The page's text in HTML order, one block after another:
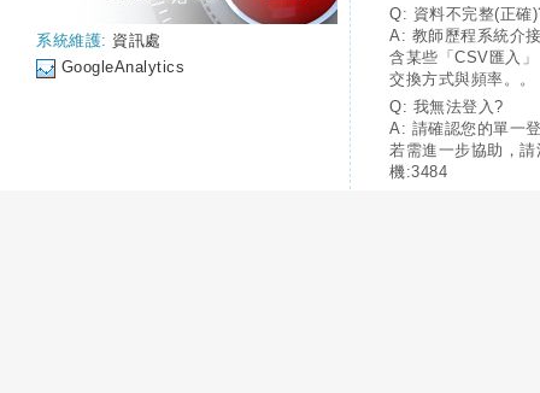
系統維護: 資訊處
GoogleAnalytics
Q: 資料不完整(正確
A: 教師歷程系統介
含某些「CSV匯入
交換方式與頻率。。
Q: 我無法登入?
A: 請確認您的單一
若需進一步協助，
機:3484